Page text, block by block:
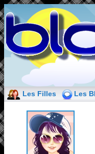
Les Filles Les